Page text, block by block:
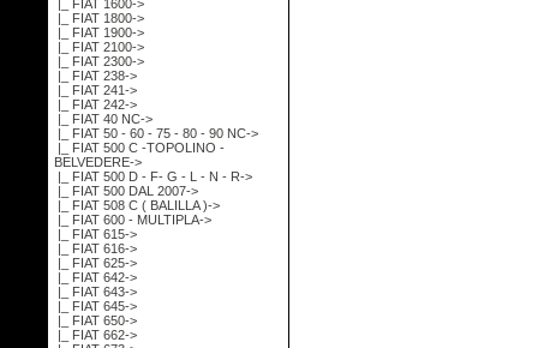
|_ FIAT 1600->
|_ FIAT 1800->
|_ FIAT 1900->
|_ FIAT 2100->
|_ FIAT 2300->
|_ FIAT 238->
|_ FIAT 241->
|_ FIAT 242->
|_ FIAT 40 NC->
|_ FIAT 50 - 60 - 75 - 80 - 90 NC->
|_ FIAT 500 C -TOPOLINO -
BELVEDERE->
|_ FIAT 500 D - F- G - L - N - R->
|_ FIAT 500 DAL 2007->
|_ FIAT 508 C ( BALILLA )->
|_ FIAT 600 - MULTIPLA->
|_ FIAT 615->
|_ FIAT 616->
|_ FIAT 625->
|_ FIAT 642->
|_ FIAT 643->
|_ FIAT 645->
|_ FIAT 650->
|_ FIAT 662->